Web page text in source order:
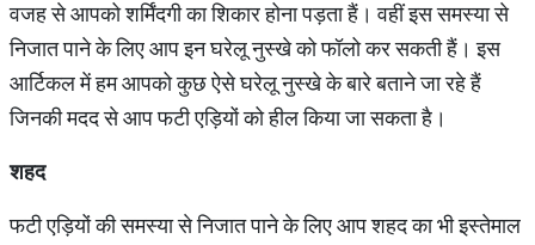
वजह से आपको शर्मिंदगी का शिकार होना पड़ता हैं। वहीं इस समस्या से
निजात पाने के लिए आप इन घरेलू नुस्खे को फॉलो कर सकती हैं। इस
आर्टिकल में हम आपको कुछ ऐसे घरेलू नुस्खे के बारे बताने जा रहे हैं
जिनकी मदद से आप फटी एड़ियों को हील किया जा सकता है।
शहद
फटी एड़ियों की समस्या से निजात पाने के लिए आप शहद का भी इस्तेमाल